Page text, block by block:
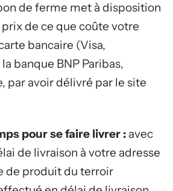
de ferme met à disposition
de ce que coûte votre
bancaire (Visa,
banque BNP Paribas,
par avoir délivré par le site
pour se faire livrer : avec
de livraison à votre adresse
de produit du terroir